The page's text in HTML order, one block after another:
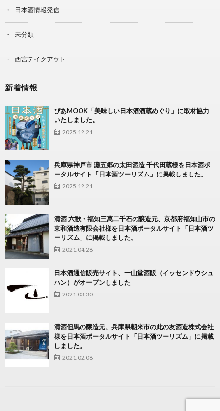
日本酒情報発信
未分類
西宮テイクアウト
新着情報
ぴあMOOK「美味しい日本酒酒蔵めぐり」に取材協力
いたしました。
2025.12.21
兵庫県神戸市 灘五郷の太田酒造 千代田蔵様を日本酒ポ
ータルサイト「日本酒ツーリズム」に掲載しました。
2025.12.21
清酒 六歓・福知三萬二千石の醸造元、京都府福知山市の
東和酒造有限会社様を日本酒ポータルサイト「日本酒ツ
ーリズム」に掲載しました。
2021.04.28
日本酒通信販売サイト、一山堂酒販（イッセンドウシュ
ハン）がオープンしました
2021.03.30
清酒但馬の醸造元、兵庫県朝来市の此の友酒造株式会社
様を日本酒ポータルサイト「日本酒ツーリズム」に掲載
しました。
2021.02.08